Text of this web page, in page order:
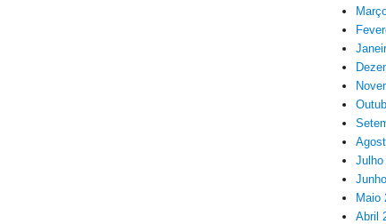
Julho
Maio
Abril